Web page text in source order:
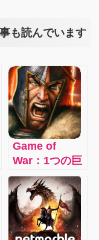
も読んでいます
Game of
War：1つの巨
大な冒険世界
で終わること
なく繰り広げ
られる 大規模
戦略バトル